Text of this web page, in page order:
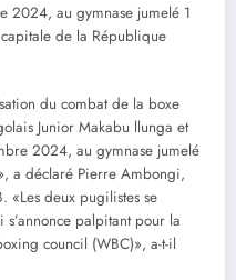
2024, au gymnase jumelé 1
de la République
du combat de la boxe
Junior Makabu llunga et
2024, au gymnase jumelé
a déclaré Pierre Ambongi,
«Les deux pugilistes se
palpitant pour la
council (WBC)», a-t-il